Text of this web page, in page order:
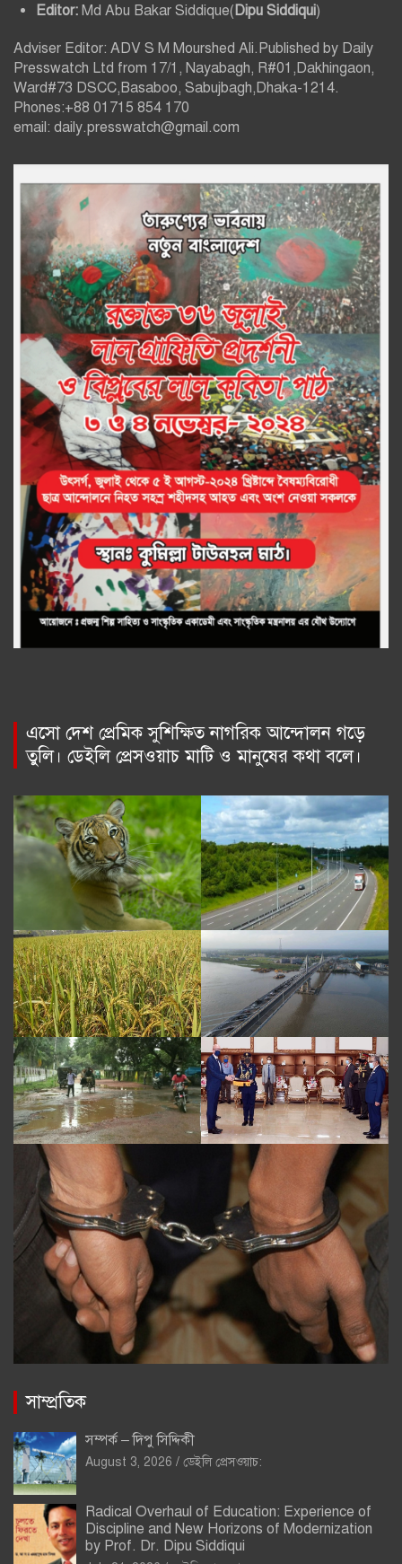
Editor: Md Abu Bakar Siddique(Dipu Siddiqui)
Adviser Editor: ADV S M Mourshed Ali.Published by Daily
Presswatch Ltd from 17/1, Nayabagh, R#01,Dakhingaon,
Ward#73 DSCC,Basaboo, Sabujbagh,Dhaka-1214.
Phones:+88 01715 854 170
email: daily.presswatch@gmail.com
এসো দেশ প্রেমিক সুশিক্ষিত নাগরিক আন্দোলন গড়ে
তুলি। ডেইলি প্রেসওয়াচ মাটি ও মানুষের কথা বলে।
সাম্প্রতিক
সম্পর্ক – দিপু সিদ্দিকী
August 3, 2026 ডেইলি প্রেসওয়াচ:
Radical Overhaul of Education: Experience of
Discipline and New Horizons of Modernization
by Prof. Dr. Dipu Siddiqui